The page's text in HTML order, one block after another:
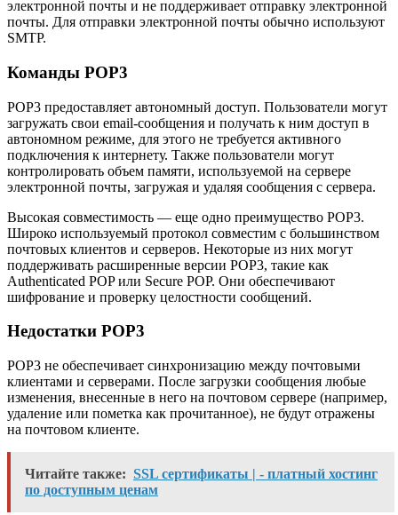
электронной почты и не поддерживает отправку электронной
почты. Для отправки электронной почты обычно используют
SMTP.
Команды POP3
POP3 предоставляет автономный доступ. Пользователи могут
загружать свои email-сообщения и получать к ним доступ в
автономном режиме, для этого не требуется активного
подключения к интернету. Также пользователи могут
контролировать объем памяти, используемой на сервере
электронной почты, загружая и удаляя сообщения с сервера.
Высокая совместимость — еще одно преимущество POP3.
Широко используемый протокол совместим с большинством
почтовых клиентов и серверов. Некоторые из них могут
поддерживать расширенные версии POP3, такие как
Authenticated POP или Secure POP. Они обеспечивают
шифрование и проверку целостности сообщений.
Недостатки POP3
POP3 не обеспечивает синхронизацию между почтовыми
клиентами и серверами. После загрузки сообщения любые
изменения, внесенные в него на почтовом сервере (например,
удаление или пометка как прочитанное), не будут отражены
на почтовом клиенте.
Читайте также: SSL сертификаты | - платный хостинг
по доступным ценам